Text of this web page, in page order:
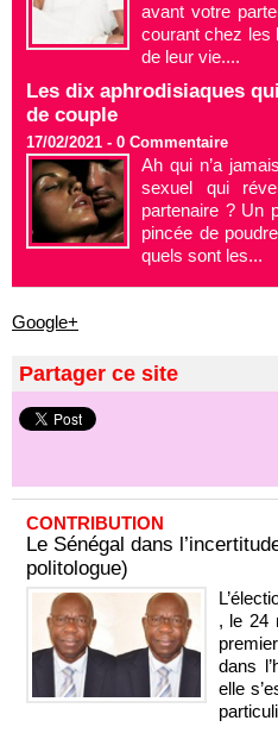
avant votre
courant chez les
de leur vie....
Les dix aphrodisiaques
de couple
17/02/2021 - 0 Commentaire
Ah qui n’a
sexuel qui
partenaire ? Un
pincée de
quels sont les...
Google+
Partager ce site
CONTRIBUTION
Le Sénégal dans
politologue)
, le 24
dans
elle